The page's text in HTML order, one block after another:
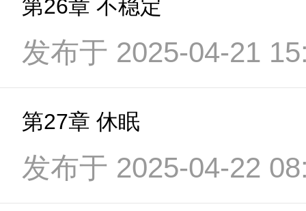
第26章 不稳定
发布于 2025-04-21
第27章 休眠
发布于 2025-04-22